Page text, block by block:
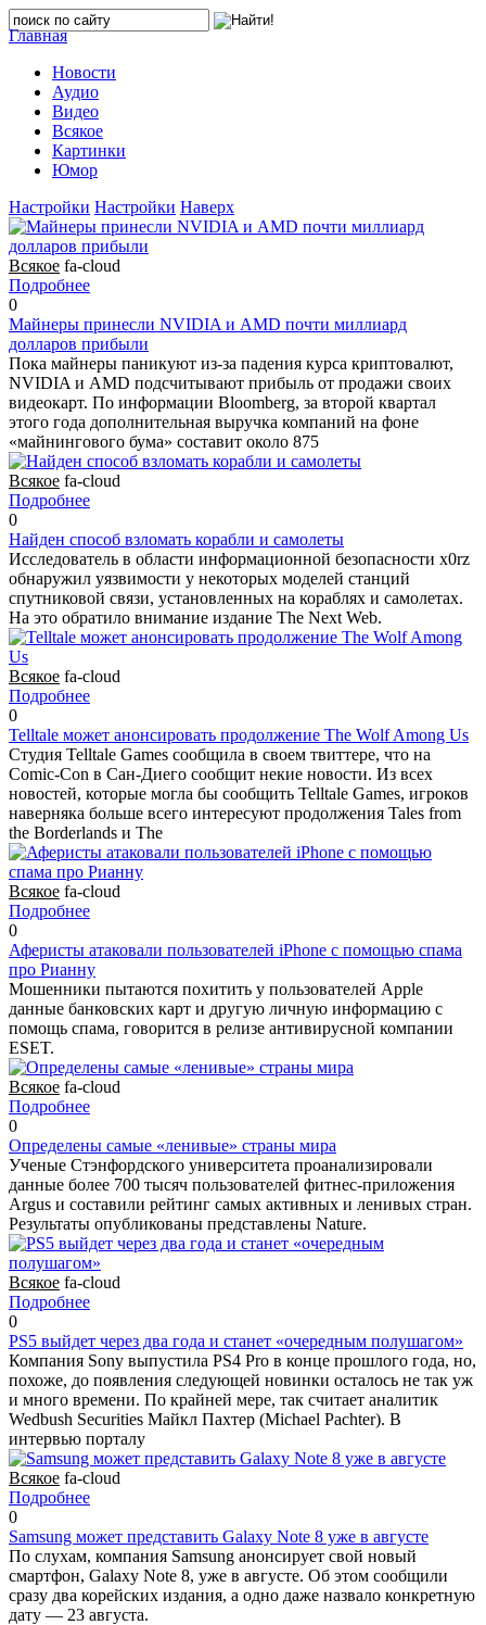
Главная
Новости
Аудио
Видео
Всякое
Картинки
Юмор
Настройки Настройки Наверх
Всякое fa-cloud
Подробнее
0
Майнеры принесли NVIDIA и AMD почти миллиард
долларов прибыли
Пока майнеры паникуют из-за падения курса криптовалют,
NVIDIA и AMD подсчитывают прибыль от продажи своих
видеокарт. По информации Bloomberg, за второй квартал
этого года дополнительная выручка компаний на фоне
«майнингового бума» составит около 875
Всякое fa-cloud
Подробнее
0
Найден способ взломать корабли и самолеты
Исследователь в области информационной безопасности x0rz
обнаружил уязвимости у некоторых моделей станций
спутниковой связи, установленных на кораблях и самолетах.
На это обратило внимание издание The Next Web.
Всякое fa-cloud
Подробнее
0
Telltale может анонсировать продолжение The Wolf Among Us
Студия Telltale Games сообщила в своем твиттере, что на
Comic-Con в Сан-Диего сообщит некие новости. Из всех
новостей, которые могла бы сообщить Telltale Games, игроков
наверняка больше всего интересуют продолжения Tales from
the Borderlands и The
Всякое fa-cloud
Подробнее
0
Аферисты атаковали пользователей iPhone с помощью спама
про Рианну
Мошенники пытаются похитить у пользователей Apple
данные банковских карт и другую личную информацию с
помощь спама, говорится в релизе антивирусной компании
ESET.
Всякое fa-cloud
Подробнее
0
Определены самые «ленивые» страны мира
Ученые Стэнфордского университета проанализировали
данные более 700 тысяч пользователей фитнес-приложения
Argus и составили рейтинг самых активных и ленивых стран.
Результаты опубликованы представлены Nature.
Всякое fa-cloud
Подробнее
0
PS5 выйдет через два года и станет «очередным полушагом»
Компания Sony выпустила PS4 Pro в конце прошлого года, но,
похоже, до появления следующей новинки осталось не так уж
и много времени. По крайней мере, так считает аналитик
Wedbush Securities Майкл Пахтер (Michael Pachter). В
интервью порталу
Всякое fa-cloud
Подробнее
0
Samsung может представить Galaxy Note 8 уже в августе
По слухам, компания Samsung анонсирует свой новый
смартфон, Galaxy Note 8, уже в августе. Об этом сообщили
сразу два корейских издания, а одно даже назвало конкретную
дату — 23 августа.